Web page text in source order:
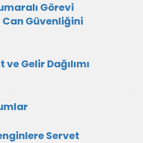
Görevi
Can Güvenliğini
Gelir Dağılımı
Servet